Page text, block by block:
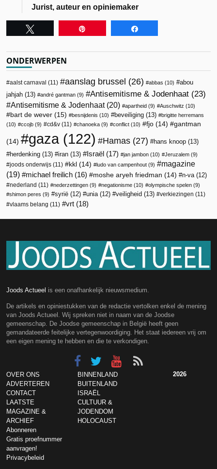
Jurist, auteur en opiniemaker
ONDERWERPEN
aalst carnaval (11) aanslag brussel (26) abbas (10)
abou
jahjah (13) andré gantman (9) Antisemitisme & Jodenhaat (23)
Antisemitisme & Jodenhaat(20) apartheid (9) Auschwitz (10)
bart de wever (15) besnijdenis (10) beveiliging (13)
brigitte herremans
(10)
ccojb (9) cd&v (11) chanoeka (9) conflict (10) fjo (14) gantman
(14) gaza (122) Hamas (27) hans knoop (13)
herdenking (13) iran (13) Israël (17) jan jambon (10) Jeruzalem (9)
joods onderwijs (11) kkl (14) ludo van campenhout (9)
magazine
(19)
michael freilich (16) moshe aryeh friedman (14) n-va (12)
nederland (11) nederzettingen (9) negationisme (10) olympische spelen (9)
shimon peres (9) syrië (12) unia (12) veiligheid (13) verkiezingen (11)
vlaams belang (11) vrt (18)
Joods Actueel is een onafhankelijk nieuwsmedium.
De artikels en opiniestukken van de redactie vertolken enkel de mening
van Joods Actueel. Wij spreken niet in naam van de Joodse
gemeenschap. De Joodse gemeenschap in België heeft geen
gemandateerde feitelijke vertegenwoordiging. Het staat iedereen vrij om
een eigen mening te hebben en die te verkondigen.
OVER ONS
ADVERTEREN
CONTACT
LAATSTE
MAGAZINE &
ARCHIEF
Abonneren
Gratis proefnummer
aanvragen!
Privacybeleid
BINNENLAND
BUITENLAND
ISRAËL
CULTUUR &
JODENDOM
HOLOCAUST
2026